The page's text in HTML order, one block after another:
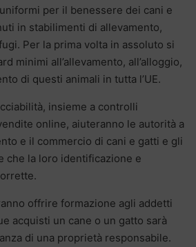
per il benessere dei cani e
in stabilimenti di allevamento,
Per la prima volta in assoluto si
minimi all’allevamento, all’alloggio,
di questi animali in tutta l’UE.
insieme a controlli
online, aiuteranno le autorità a
e il commercio di cani e gatti e gli
che la loro identificazione e
offrire formazione agli addetti
acquisti un cane o un gatto sarà
di una proprietà responsabile.